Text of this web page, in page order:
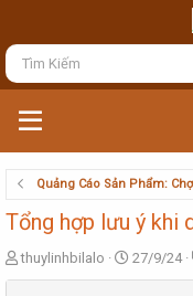
Quảng Cáo Sản Phẩm:
Tổng hợp lưu ý khi
T
h
thuylinhbilalo
N
g
27/9/24